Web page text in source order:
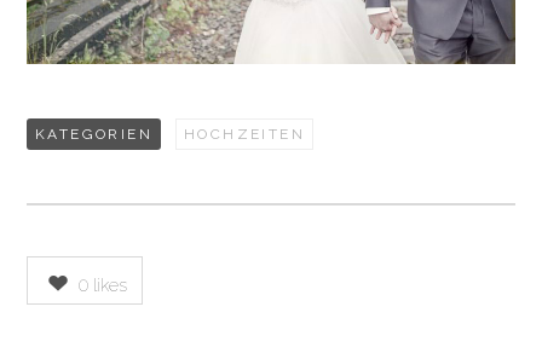
KATEGORIEN HOCHZEITEN
0 likes